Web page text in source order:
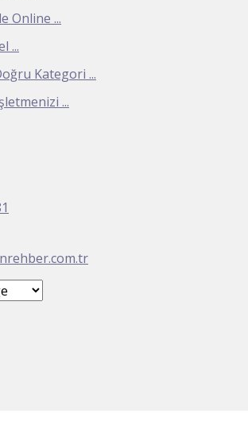
Online ...
...
Kategori ...
...